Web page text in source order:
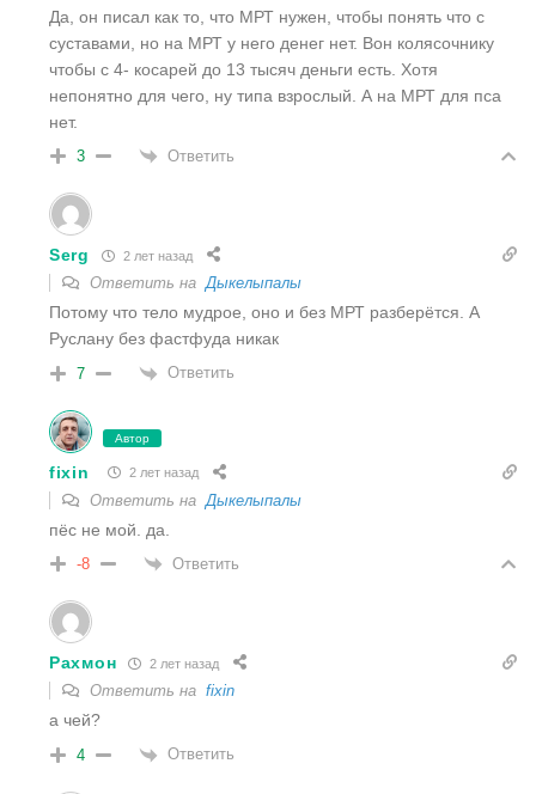
Да, он писал как то, что МРТ нужен, чтобы понять что с
суставами, но на МРТ у него денег нет. Вон колясочнику
чтобы с 4- косарей до 13 тысяч деньги есть. Хотя
непонятно для чего, ну типа взрослый. А на МРТ для пса
нет.
3 Ответить
Serg 2 лет назад
Ответить наДыкелыпалы
Потому что тело мудрое, оно и без МРТ разберëтся. А
Руслану без фастфуда никак
7 Ответить
Автор
fixin 2 лет назад
Ответить на Дыкелыпалы
пёс не мой. да.
-8 Ответить
Рахмон 2 лет назад
Ответить на fixin
а чей?
4 Ответить